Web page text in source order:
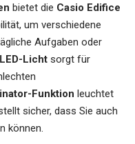
bietet die Casio Edifice
um verschiedene
Aufgaben oder
Licht sorgt für
Funktion leuchtet
sicher, dass Sie auch
können.